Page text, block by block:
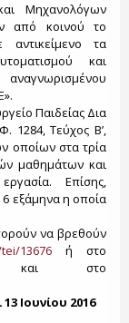
Μηχανολόγων
από κοινού το
τα
και
Παιδείας Δια
1284, Τεύχος Βʼ,
οποίων στα τρία
μαθημάτων και
Επίσης,
6 εξάμηνα η οποία
να βρεθούν
13676ή στο
στο
Ιουνίου 2016